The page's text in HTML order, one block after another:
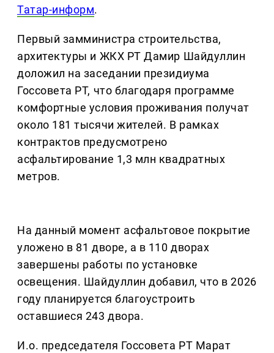
Татар-информ.
Первый замминистра строительства,
архитектуры и ЖКХ РТ Дамир Шайдуллин
доложил на заседании президиума
Госсовета РТ, что благодаря программе
комфортные условия проживания получат
около 181 тысячи жителей. В рамках
контрактов предусмотрено
асфальтирование 1,3 млн квадратных
метров.
На данный момент асфальтовое покрытие
уложено в 81 дворе, а в 110 дворах
завершены работы по установке
освещения. Шайдуллин добавил, что в 2026
году планируется благоустроить
оставшиеся 243 двора.
И.о. председателя Госсовета РТ Марат